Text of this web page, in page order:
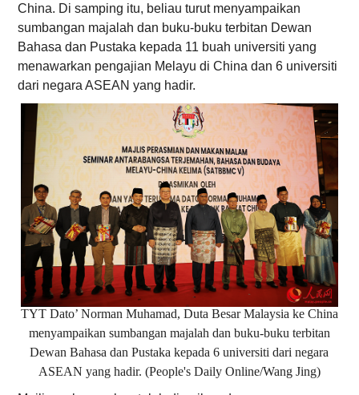
China. Di samping itu, beliau turut menyampaikan
sumbangan majalah dan buku-buku terbitan Dewan
Bahasa dan Pustaka kepada 11 buah universiti yang
menawarkan pengajian Melayu di China dan 6 universiti
dari negara ASEAN yang hadir.
TYT Dato’ Norman Muhamad, Duta Besar Malaysia ke China
menyampaikan sumbangan majalah dan buku-buku terbitan
Dewan Bahasa dan Pustaka kepada 6 universiti dari negara
ASEAN yang hadir. (People's Daily Online/Wang Jing)